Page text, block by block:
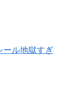
ール地獄すぎ